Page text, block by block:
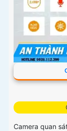
Camera quan